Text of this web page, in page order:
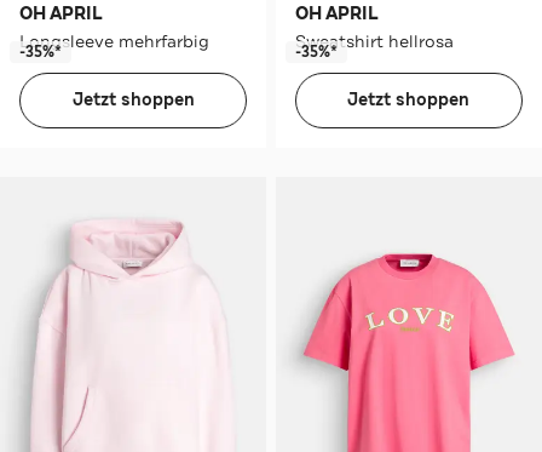
OH APRIL
Longsleeve mehrfarbig
-35%*
Jetzt shoppen
OH APRIL
Sweatshirt hellrosa
-35%*
Jetzt shoppen